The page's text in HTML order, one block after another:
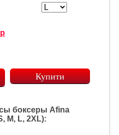
боксеры Afina
M, L, 2XL):